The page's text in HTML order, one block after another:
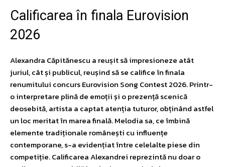
Calificarea în finala Eurovision
2026
Alexandra Căpitănescu a reușit să impresioneze atât
juriul, cât și publicul, reușind să se califice în finala
renumitului concurs Eurovision Song Contest 2026. Printr-
o interpretare plină de emoții și o prezență scenică
deosebită, artista a captat atenția tuturor, obținând astfel
un loc meritat în marea finală. Melodia sa, ce îmbină
elemente tradiționale românești cu influențe
contemporane, s-a evidențiat între celelalte piese din
competiție. Calificarea Alexandrei reprezintă nu doar o